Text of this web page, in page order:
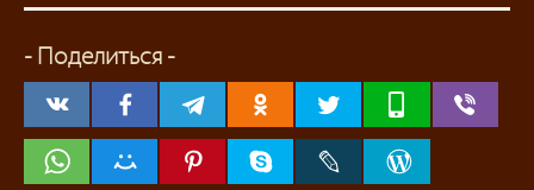
- Поделиться -